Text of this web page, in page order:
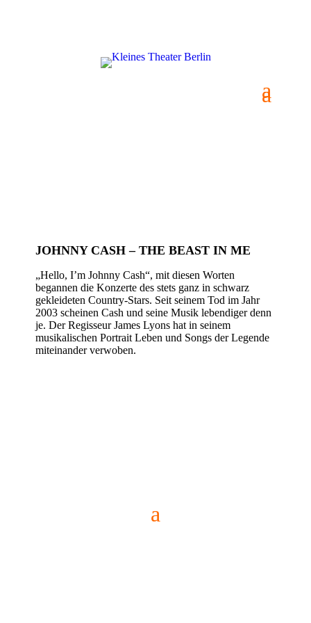
JOHNNY CASH – THE BEAST IN ME
„Hello, I’m Johnny Cash“, mit diesen Worten
begannen die Konzerte des stets ganz in schwarz
gekleideten Country-Stars. Seit seinem Tod im Jahr
2003 scheinen Cash und seine Musik lebendiger denn
je. Der Regisseur James Lyons hat in seinem
musikalischen Portrait Leben und Songs der Legende
miteinander verwoben.